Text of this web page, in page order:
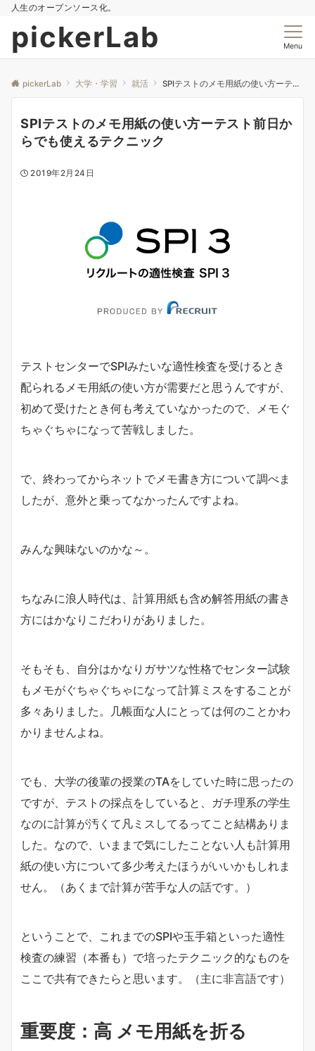
人生のオープンソース化。
pickerLab Menu
pickerLab 大学・学習 就活 SPIテストのメモ用紙の使い方ーテスト前日からでも使えるテクニック
SPIテストのメモ用紙の使い方ーテスト前日か
らでも使えるテクニック
2019年2月24日
テストセンターでSPIみたいな適性検査を受けるとき
配られるメモ用紙の使い方が需要だと思うんですが、
初めて受けたとき何も考えていなかったので、メモぐ
ちゃぐちゃになって苦戦しました。
で、終わってからネットでメモ書き方について調べま
したが、意外と乗ってなかったんですよね。
みんな興味ないのかな～。
ちなみに浪人時代は、計算用紙も含め解答用紙の書き
方にはかなりこだわりがありました。
そもそも、自分はかなりガサツな性格でセンター試験
もメモがぐちゃぐちゃになって計算ミスをすることが
多々ありました。几帳面な人にとっては何のことかわ
かりませんよね。
でも、大学の後輩の授業のTAをしていた時に思ったの
ですが、テストの採点をしていると、ガチ理系の学生
なのに計算が汚くて凡ミスしてるってこと結構ありま
した。なので、いままで気にしたことない人も計算用
紙の使い方について多少考えたほうがいいかもしれま
せん。（あくまで計算が苦手な人の話です。）
ということで、これまでのSPIや玉手箱といった適性
検査の練習（本番も）で培ったテクニック的なものを
ここで共有できたらと思います。（主に非言語です）
重要度：高 メモ用紙を折る